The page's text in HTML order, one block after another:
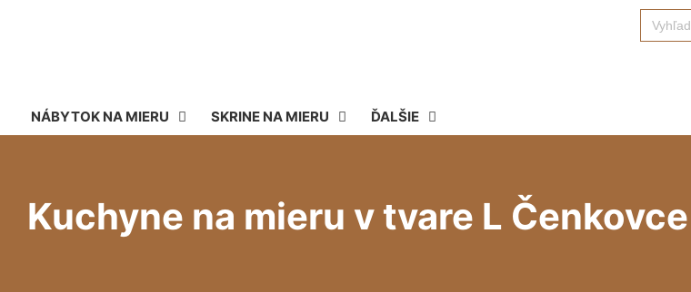
Search
for:
NÁBYTOK NA MIERU SKRINE NA MIERU ĎALŠIE
Kuchyne na mieru v tvare L Čenkovce